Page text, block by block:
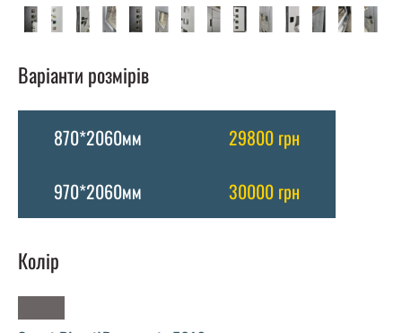
Варіанти розмірів
870*2060мм
29800 грн
970*2060мм
30000 грн
Колір